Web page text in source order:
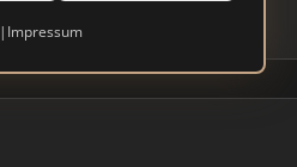
| Impressum